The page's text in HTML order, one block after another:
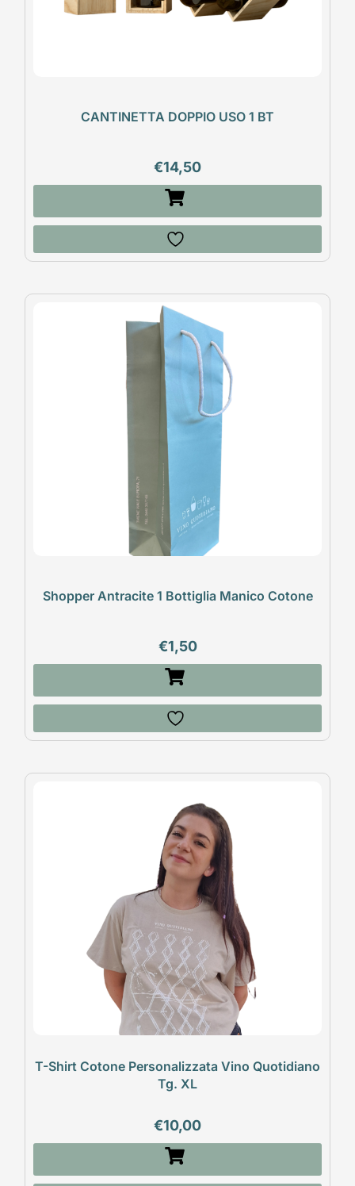
CANTINETTA DOPPIO USO 1 BT
€14,50
Shopper Antracite 1 Bottiglia Manico Cotone
€1,50
T-Shirt Cotone Personalizzata Vino Quotidiano
Tg. XL
€10,00